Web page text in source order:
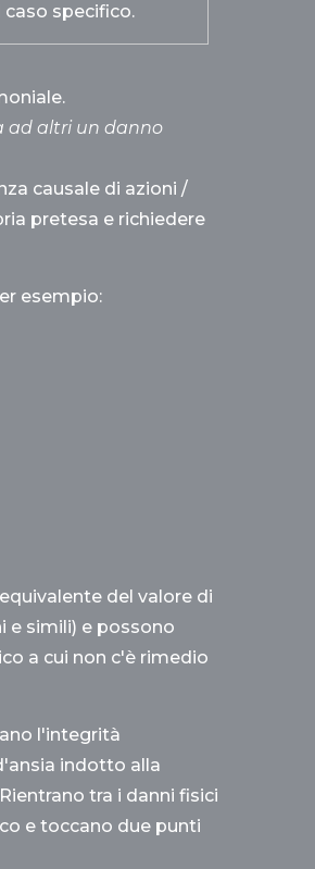
specifico.
ad altri un danno
causale di azioni /
pretesa e richiedere
esempio:
del valore di
e simili) e possono
a cui non c'è rimedio
l'integrità
indotto alla
tra i danni fisici
e toccano due punti